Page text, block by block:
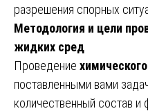
разрешения спорных
Методология и цели
жидких сред
Проведение
поставленными вами
количественный состав и